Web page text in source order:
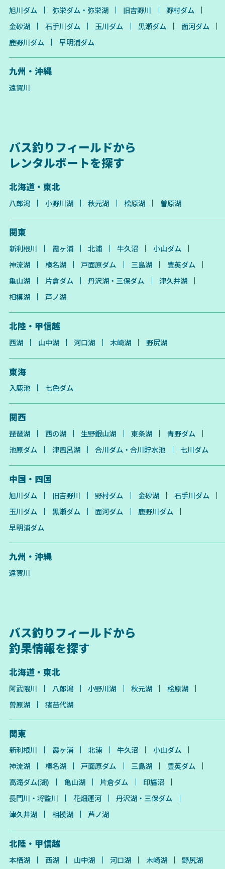
旭川ダム 弥栄ダム・弥栄湖 旧吉野川
野村ダム
金砂湖
石手川ダム 玉川ダム 黒瀬ダム
面河ダム
鹿野川ダム
早明浦ダム
九州・沖縄
遠賀川
バス釣りフィールドから
レンタルボートを探す
北海道・東北
八郎潟 小野川湖 秋元湖 桧原湖 曽原湖
関東
新利根川 霞ヶ浦 北浦 牛久沼
小山ダム
神流湖
榛名湖 戸面原ダム 三島湖
豊英ダム
亀山湖
片倉ダム 丹沢湖・三保ダム
津久井湖
相模湖
芦ノ湖
北陸・甲信越
西湖 山中湖 河口湖 木崎湖 野尻湖
東海
入鹿池 七色ダム
関西
琵琶湖 西の湖 生野銀山湖 東条湖
青野ダム
池原ダム
津風呂湖 合川ダム・合川貯水池 七川ダム
中国・四国
旭川ダム 旧吉野川 野村ダム 金砂湖
石手川ダム
玉川ダム
黒瀬ダム 面河ダム
鹿野川ダム
早明浦ダム
九州・沖縄
遠賀川
バス釣りフィールドから
釣果情報を探す
北海道・東北
阿武隈川 八郎潟 小野川湖 秋元湖
桧原湖
曽原湖
猪苗代湖
関東
新利根川 霞ヶ浦 北浦 牛久沼
小山ダム
神流湖
榛名湖 戸面原ダム 三島湖
豊英ダム
高滝ダム(湖)
亀山湖 片倉ダム
印旛沼
長門川・将監川
花畑運河
丹沢湖・三保ダム
津久井湖
相模湖 芦ノ湖
北陸・甲信越
本栖湖 西湖 山中湖 河口湖 木崎湖 野尻湖